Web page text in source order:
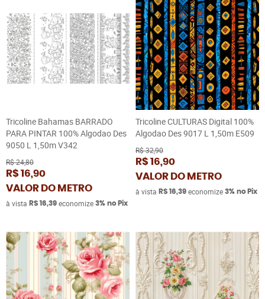
Tricoline Bahamas BARRADO
PARA PINTAR 100% Algodao Des
9050 L 1,50m V342
R$ 24,80
R$ 16,90
VALOR DO METRO
à vista R$ 16,39 economize 3% no Pix
Tricoline CULTURAS Digital 100%
Algodao Des 9017 L 1,50m E509
R$ 32,90
R$ 16,90
VALOR DO METRO
à vista R$ 16,39 economize 3% no Pix